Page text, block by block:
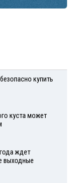
купить
куста может
ждет
выходные